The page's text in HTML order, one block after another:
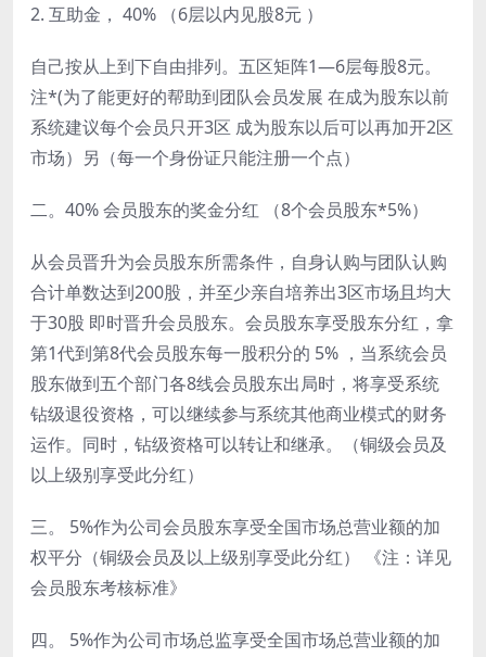
2. 互助金， 40% （6层以内见股8元 ）
自己按从上到下自由排列。五区矩阵1—6层每股8元。
注*(为了能更好的帮助到团队会员发展 在成为股东以前
系统建议每个会员只开3区 成为股东以后可以再加开2区
市场）另（每一个身份证只能注册一个点）
二。40% 会员股东的奖金分红 （8个会员股东*5%）
从会员晋升为会员股东所需条件，自身认购与团队认购
合计单数达到200股，并至少亲自培养出3区市场且均大
于30股 即时晋升会员股东。会员股东享受股东分红，拿
第1代到第8代会员股东每一股积分的 5% ，当系统会员
股东做到五个部门各8线会员股东出局时，将享受系统
钻级退役资格，可以继续参与系统其他商业模式的财务
运作。同时，钻级资格可以转让和继承。（铜级会员及
以上级别享受此分红）
三。 5%作为公司会员股东享受全国市场总营业额的加
权平分（铜级会员及以上级别享受此分红） 《注：详见
会员股东考核标准》
四。 5%作为公司市场总监享受全国市场总营业额的加